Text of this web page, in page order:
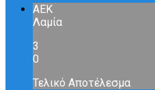
ΑΕΚ
Λαμία
3
0
Τελικό Αποτέλεσμα